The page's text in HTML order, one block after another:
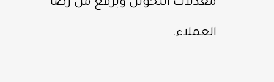
معدلات التحويل ويرفع من رضا
العملاء.